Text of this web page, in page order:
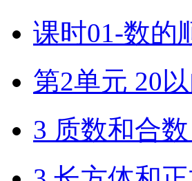
课时01-数的
第2单元 20
3 质数和合数